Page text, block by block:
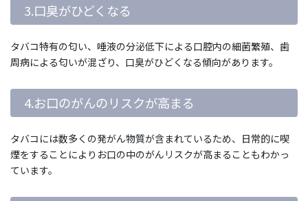
3.口臭がひどくなる
タバコ特有の匂い、唾液の分泌低下による口腔内の細菌繁殖、歯
周病による匂いが混ざり、口臭がひどくなる傾向があります。
4.お口のがんのリスクが高まる
タバコには数多くの発がん物質が含まれているため、日常的に喫
煙をすることによりお口の中のがんリスクが高まることもわかっ
ています。